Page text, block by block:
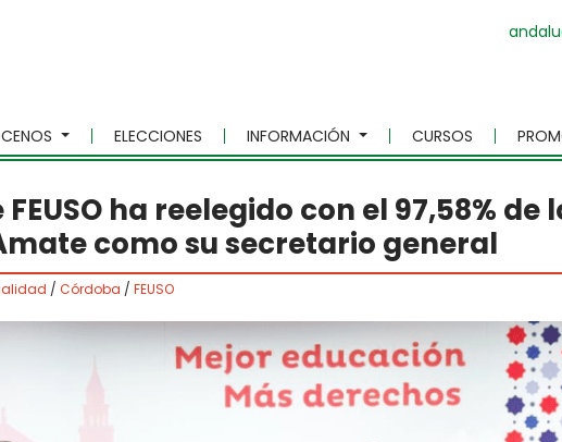
ELECCIONES INFORMACIÓN CURSOS
FEUSO ha reelegido con el 97,58% de
como su secretario general
/ Córdoba / FEUSO